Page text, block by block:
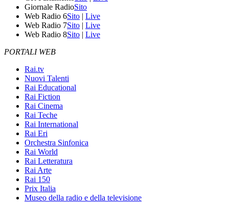
Giornale RadioSito
Web Radio 6Sito | Live
Web Radio 7Sito | Live
Web Radio 8Sito | Live
PORTALI WEB
Rai.tv
Nuovi Talenti
Rai Educational
Rai Fiction
Rai Cinema
Rai Teche
Rai International
Rai Eri
Orchestra Sinfonica
Rai World
Rai Letteratura
Rai Arte
Rai 150
Prix Italia
Museo della radio e della televisione